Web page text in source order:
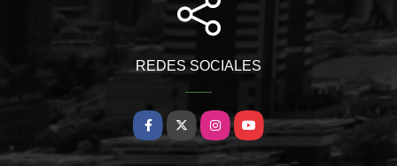
REDES SOCIALES
Facebook
X InstagramYouTube